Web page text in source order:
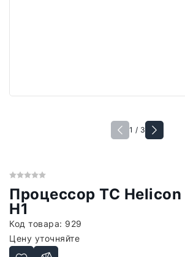
1 / 3
Процессор TC
H1
Код товара: 929
Цену уточняйте